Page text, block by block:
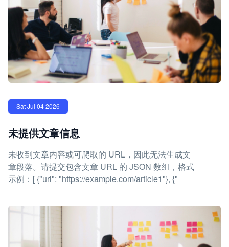
Sat Jul 04 2026
未提供文章信息
未收到文章内容或可爬取的 URL，因此无法生成文
章段落。请提交包含文章 URL 的 JSON 数组，格式
示例：[ {"url": "https://example.com/article1"}, {"